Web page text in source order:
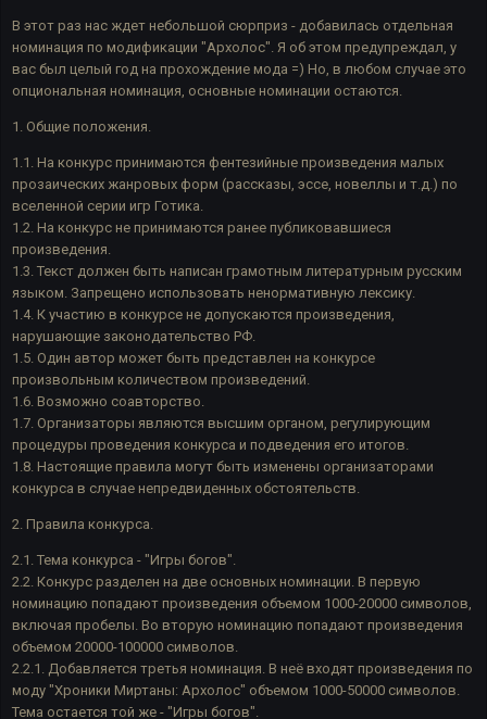
В этот раз нас ждет небольшой сюрприз - добавилась отдельная
номинация по модификации "Архолос". Я об этом предупреждал, у
вас был целый год на прохождение мода =) Но, в любом случае это
опциональная номинация, основные номинации остаются.
1. Общие положения.
1.1. На конкурс принимаются фентезийные произведения малых
прозаических жанровых форм (рассказы, эссе, новеллы и т.д.) по
вселенной серии игр Готика.
1.2. На конкурс не принимаются ранее публиковавшиеся
произведения.
1.3. Текст должен быть написан грамотным литературным русским
языком. Запрещено использовать ненормативную лексику.
1.4. К участию в конкурсе не допускаются произведения,
нарушающие законодательство РФ.
1.5. Один автор может быть представлен на конкурсе
произвольным количеством произведений.
1.6. Возможно соавторство.
1.7. Организаторы являются высшим органом, регулирующим
процедуры проведения конкурса и подведения его итогов.
1.8. Настоящие правила могут быть изменены организаторами
конкурса в случае непредвиденных обстоятельств.
2. Правила конкурса.
2.1. Тема конкурса - "Игры богов".
2.2. Конкурс разделен на две основных номинации. В первую
номинацию попадают произведения объемом 1000-20000 символов,
включая пробелы. Во вторую номинацию попадают произведения
объемом 20000-100000 символов.
2.2.1. Добавляется третья номинация. В неё входят произведения по
моду "Хроники Миртаны: Архолос" объемом 1000-50000 символов.
Тема остается той же - "Игры богов".